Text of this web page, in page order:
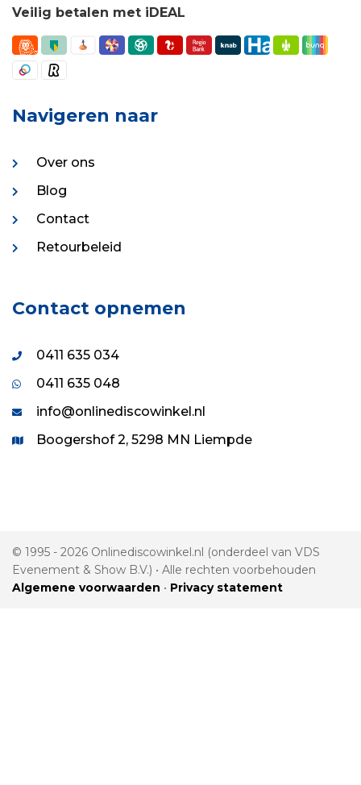
Veilig betalen met iDEAL
Navigeren naar
Over ons
Blog
Contact
Retourbeleid
Contact opnemen
0411 635 034
0411 635 048
info@onlinediscowinkel.nl
Boogershof 2, 5298 MN Liempde
© 1995 - 2026 Onlinediscowinkel.nl (onderdeel van VDS
Evenement & Show B.V.) • Alle rechten voorbehouden
Algemene voorwaarden • Privacy statement